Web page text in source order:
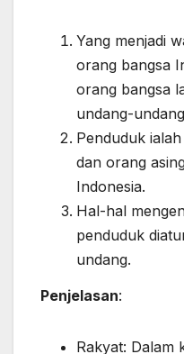
Yang menjadi
orang bangsa
orang bangsa
undang-
Penduduk
dan orang
Indonesia.
Hal-hal
penduduk
undang.
Penjelasan:
Rakyat: Dalam